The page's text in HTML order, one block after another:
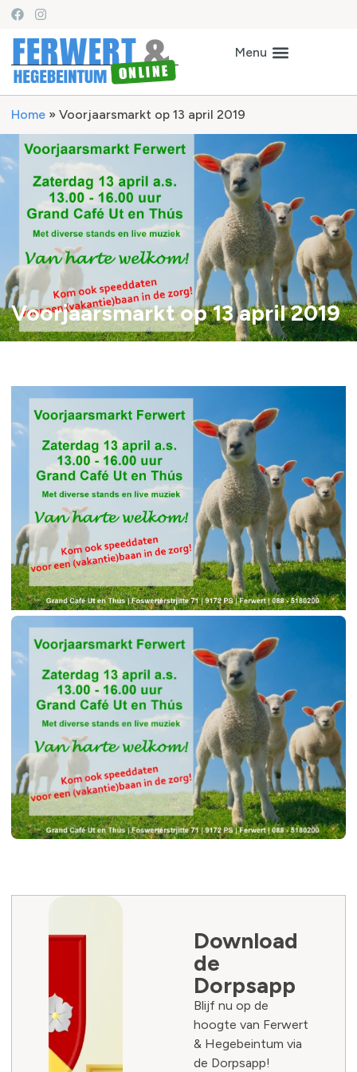
Home » Voorjaarsmarkt op 13 april 2019
Voorjaarsmarkt op 13 april 2019
Download
de
Dorpsapp
Blijf nu op de
hoogte van Ferwert
& Hegebeintum via
de Dorpsapp!